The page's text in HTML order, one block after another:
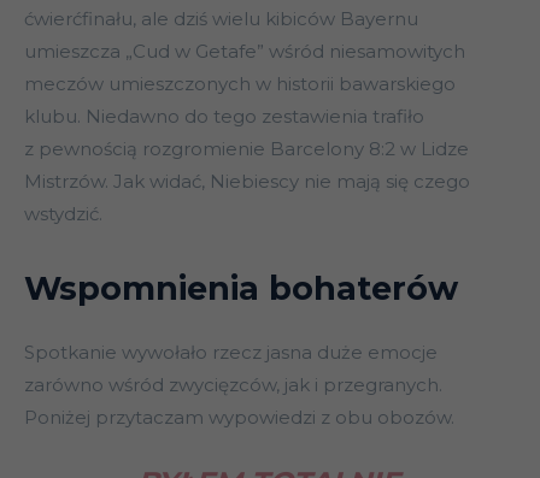
ćwierćfinału, ale dziś wielu kibiców Bayernu
umieszcza „Cud w Getafe” wśród niesamowitych
meczów umieszczonych w historii bawarskiego
klubu. Niedawno do tego zestawienia trafiło
z pewnością rozgromienie Barcelony 8:2 w Lidze
Mistrzów. Jak widać, Niebiescy nie mają się czego
wstydzić.
Wspomnienia bohaterów
Spotkanie wywołało rzecz jasna duże emocje
zarówno wśród zwycięzców, jak i przegranych.
Poniżej przytaczam wypowiedzi z obu obozów.